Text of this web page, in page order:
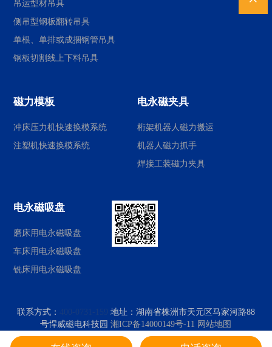
吊运型材吊具
侧吊型钢板翻转吊具
单根、单排或成捆钢管吊具
钢板切割线上下料吊具
磁力模板
冲床压力机快速换模系统
注塑机快速换模系统
电永磁夹具
桁架机器人磁力搬运
机器人磁力抓手
焊接工装磁力夹具
电永磁吸盘
磨床用电永磁吸盘
车床用电永磁吸盘
铣床用电永磁吸盘
联系方式： 地址： 湖南省株洲市天元区马家河路88
号悍威磁电科技园湘ICP备14000149号-11 网站地图
© 2026 株洲悍威磁电科技有限公司.版权所有